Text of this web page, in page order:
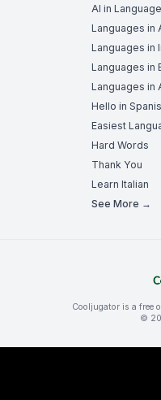
AI in
Languages in
Languages in
Languages in
Languages in
Hello in
Easiest
Hard Words
Thank You
Learn Italian
See More →
Cooljugator is a free
©